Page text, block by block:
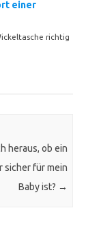
einer
richtig
heraus, ob ein
sicher für mein
Baby ist? →